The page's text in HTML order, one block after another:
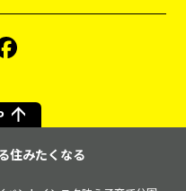
住みたくなる